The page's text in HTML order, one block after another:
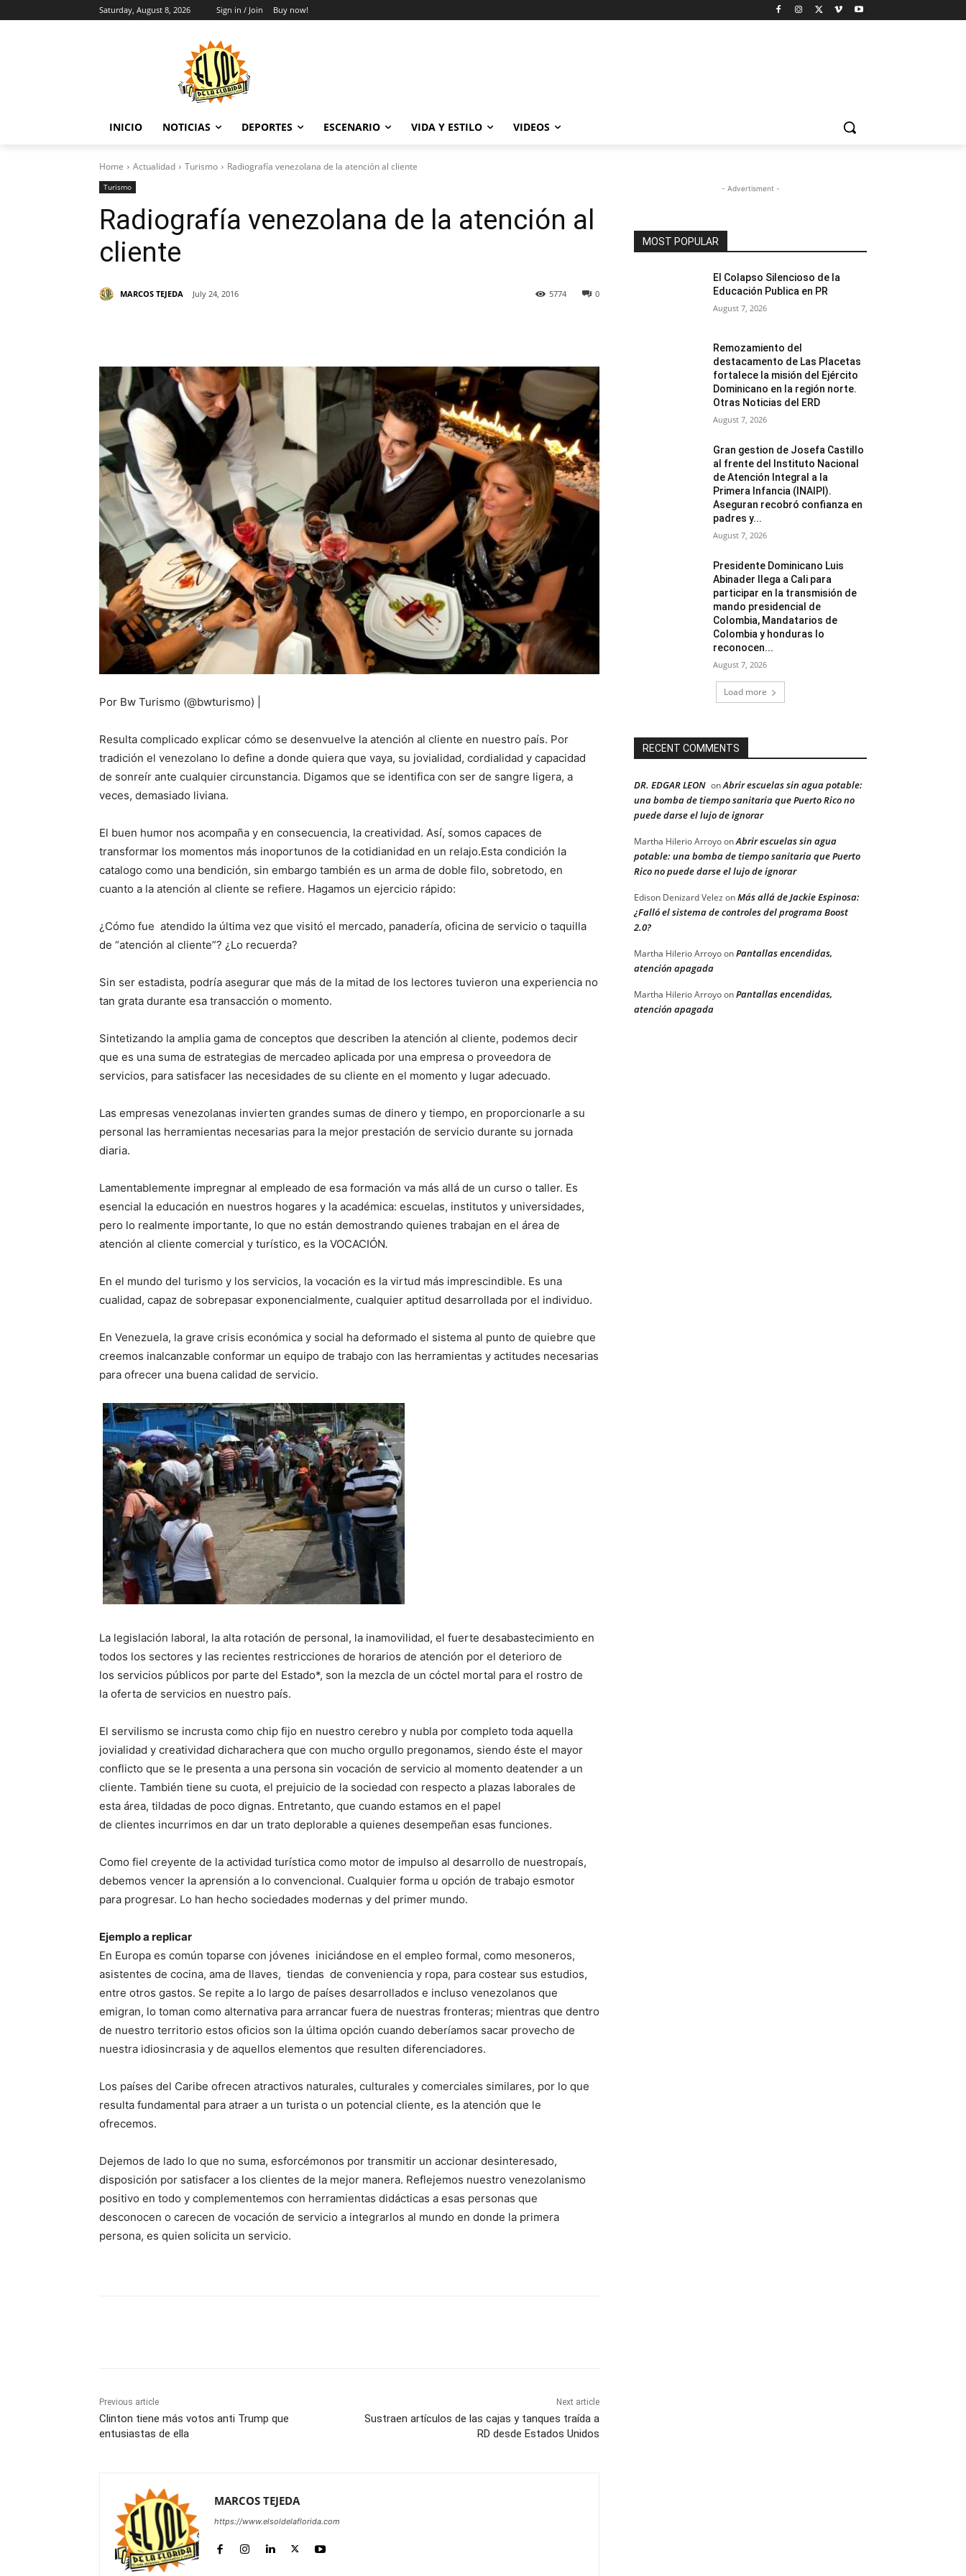
Saturday, August 8, 2026 Sign in / Join Buy now!
INICIO NOTICIAS DEPORTES ESCENARIO VIDA Y ESTILO VIDEOS
Home Actualidad Turismo Radiografía venezolana de la atención al cliente
Turismo
Radiografía venezolana de la atención al
cliente
MARCOS TEJEDA July 24, 2016 0
5774
Por Bw Turismo (@bwturismo) |
Resulta complicado explicar cómo se desenvuelve la atención al cliente en nuestro país. Por
tradición el venezolano lo define a donde quiera que vaya, su jovialidad, cordialidad y capacidad
de sonreír ante cualquier circunstancia. Digamos que se identifica con ser de sangre ligera, a
veces, demasiado liviana.
El buen humor nos acompaña y en consecuencia, la creatividad. Así, somos capaces de
transformar los momentos más inoportunos de la cotidianidad en un relajo.Esta condición la
catalogo como una bendición, sin embargo también es un arma de doble filo, sobretodo, en
cuanto a la atención al cliente se refiere. Hagamos un ejercicio rápido:
¿Cómo fue atendido la última vez que visitó el mercado, panadería, oficina de servicio o taquilla
de “atención al cliente”? ¿Lo recuerda?
Sin ser estadista, podría asegurar que más de la mitad de los lectores tuvieron una experiencia no
tan grata durante esa transacción o momento.
Sintetizando la amplia gama de conceptos que describen la atención al cliente, podemos decir
que es una suma de estrategias de mercadeo aplicada por una empresa o proveedora de
servicios, para satisfacer las necesidades de su cliente en el momento y lugar adecuado.
Las empresas venezolanas invierten grandes sumas de dinero y tiempo, en proporcionarle a su
personal las herramientas necesarias para la mejor prestación de servicio durante su jornada
diaria.
Lamentablemente impregnar al empleado de esa formación va más allá de un curso o taller. Es
esencial la educación en nuestros hogares y la académica: escuelas, institutos y universidades,
pero lo realmente importante, lo que no están demostrando quienes trabajan en el área de
atención al cliente comercial y turístico, es la VOCACIÓN.
En el mundo del turismo y los servicios, la vocación es la virtud más imprescindible. Es una
cualidad, capaz de sobrepasar exponencialmente, cualquier aptitud desarrollada por el individuo.
En Venezuela, la grave crisis económica y social ha deformado el sistema al punto de quiebre que
creemos inalcanzable conformar un equipo de trabajo con las herramientas y actitudes necesarias
para ofrecer una buena calidad de servicio.
La legislación laboral, la alta rotación de personal, la inamovilidad, el fuerte desabastecimiento en
todos los sectores y las recientes restricciones de horarios de atención por el deterioro de
los servicios públicos por parte del Estado*, son la mezcla de un cóctel mortal para el rostro de
la oferta de servicios en nuestro país.
El servilismo se incrusta como chip fijo en nuestro cerebro y nubla por completo toda aquella
jovialidad y creatividad dicharachera que con mucho orgullo pregonamos, siendo éste el mayor
conflicto que se le presenta a una persona sin vocación de servicio al momento deatender a un
cliente. También tiene su cuota, el prejuicio de la sociedad con respecto a plazas laborales de
esta área, tildadas de poco dignas. Entretanto, que cuando estamos en el papel
de clientes incurrimos en dar un trato deplorable a quienes desempeñan esas funciones.
Como fiel creyente de la actividad turística como motor de impulso al desarrollo de nuestropaís,
debemos vencer la aprensión a lo convencional. Cualquier forma u opción de trabajo esmotor
para progresar. Lo han hecho sociedades modernas y del primer mundo.
Ejemplo a replicar
En Europa es común toparse con jóvenes iniciándose en el empleo formal, como mesoneros,
asistentes de cocina, ama de llaves, tiendas de conveniencia y ropa, para costear sus estudios,
entre otros gastos. Se repite a lo largo de países desarrollados e incluso venezolanos que
emigran, lo toman como alternativa para arrancar fuera de nuestras fronteras; mientras que dentro
de nuestro territorio estos oficios son la última opción cuando deberíamos sacar provecho de
nuestra idiosincrasia y de aquellos elementos que resulten diferenciadores.
Los países del Caribe ofrecen atractivos naturales, culturales y comerciales similares, por lo que
resulta fundamental para atraer a un turista o un potencial cliente, es la atención que le
ofrecemos.
Dejemos de lado lo que no suma, esforcémonos por transmitir un accionar desinteresado,
disposición por satisfacer a los clientes de la mejor manera. Reflejemos nuestro venezolanismo
positivo en todo y complementemos con herramientas didácticas a esas personas que
desconocen o carecen de vocación de servicio a integrarlos al mundo en donde la primera
persona, es quien solicita un servicio.
Previous article
Clinton tiene más votos anti Trump que
entusiastas de ella
Next article
Sustraen artículos de las cajas y tanques traída a
RD desde Estados Unidos
MARCOS TEJEDA
https://www.elsoldelaflorida.com
- Advertisment -
MOST POPULAR
El Colapso Silencioso de la
Educación Publica en PR
August 7, 2026
Remozamiento del
destacamento de Las Placetas
fortalece la misión del Ejército
Dominicano en la región norte.
Otras Noticias del ERD
August 7, 2026
Gran gestion de Josefa Castillo
al frente del Instituto Nacional
de Atención Integral a la
Primera Infancia (INAIPI).
Aseguran recobró confianza en
padres y...
August 7, 2026
Presidente Dominicano Luis
Abinader llega a Cali para
participar en la transmisión de
mando presidencial de
Colombia, Mandatarios de
Colombia y honduras lo
reconocen...
August 7, 2026
Load more
RECENT COMMENTS
DR. EDGAR LEON onAbrir escuelas sin agua potable:
una bomba de tiempo sanitaria que Puerto Rico no
puede darse el lujo de ignorar
Martha Hilerio ArroyoonAbrir escuelas sin agua
potable: una bomba de tiempo sanitaria que Puerto
Rico no puede darse el lujo de ignorar
Edison Denizard Velez onMás allá de Jackie Espinosa:
¿Falló el sistema de controles del programa Boost
2.0?
Martha Hilerio ArroyoonPantallas encendidas,
atención apagada
Martha Hilerio ArroyoonPantallas encendidas,
atención apagada